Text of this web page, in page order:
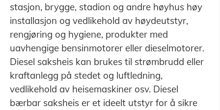
stasjon, brygge, stadion og andre høyhus høy
installasjon og vedlikehold av høydeutstyr,
rengjøring og hygiene, produkter med
uavhengige bensinmotorer eller dieselmotorer.
Diesel saksheis kan brukes til strømbrudd eller
kraftanlegg på stedet og luftledning,
vedlikehold av heisemaskiner osv. Diesel
bærbar saksheis er et ideelt utstyr for å sikre